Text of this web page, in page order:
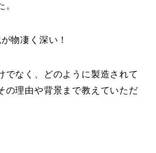
物凄く深い！
でなく、どのように製造されて
の理由や背景まで教えていただ